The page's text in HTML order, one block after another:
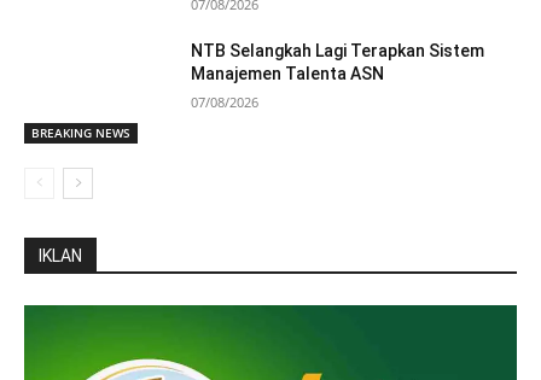
07/08/2026
BREAKING NEWS
NTB Selangkah Lagi Terapkan Sistem
Manajemen Talenta ASN
07/08/2026
IKLAN